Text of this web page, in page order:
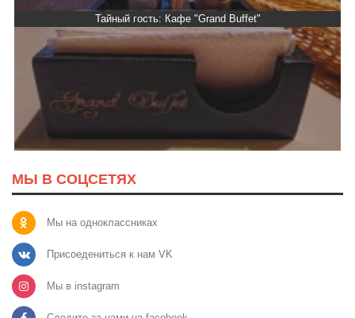
гость: Кафе "Grand Buffet"
МЫ В СОЦСЕТЯХ
Мы на одноклассниках
Присоедениться к нам VK
Мы в instagram